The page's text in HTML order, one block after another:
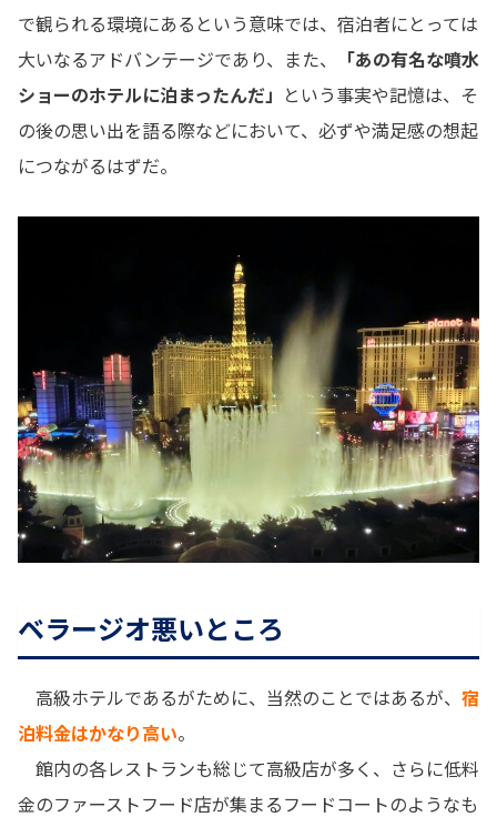
で観られる環境にあるという意味では、宿泊者にとっては
大いなるアドバンテージであり、また、
「あの有名な噴水
ショーのホテルに泊まったんだ」
という事実や記憶は、そ
の後の思い出を語る際などにおいて、必ずや満足感の想起
につながるはずだ。
ベラージオ悪いところ
高級ホテルであるがために、当然のことではあるが、 宿
泊料金はかなり高い。
館内の各レストランも総じて高級店が多く、さらに低料
金のファーストフード店が集まるフードコートのようなも